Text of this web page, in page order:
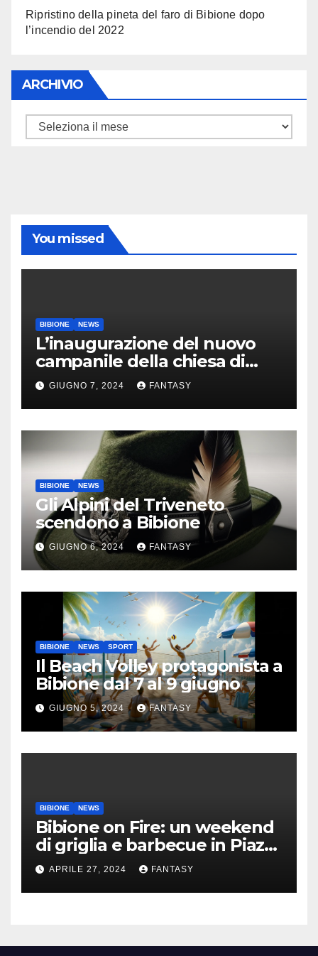
Ripristino della pineta del faro di Bibione dopo
l’incendio del 2022
ARCHIVIO
ARCHIVIO
You missed
BIBIONE NEWS
L’inaugurazione del nuovo
campanile della chiesa di
Santa Maria Assunta di
Bibione
GIUGNO 7, 2024 FANTASY
BIBIONE NEWS
Gli Alpini del Triveneto
scendono a Bibione
GIUGNO 6, 2024 FANTASY
BIBIONE NEWS SPORT
Il Beach Volley protagonista a
Bibione dal 7 al 9 giugno
GIUGNO 5, 2024 FANTASY
BIBIONE NEWS
Bibione on Fire: un weekend
di griglia e barbecue in Piazza
Treviso
APRILE 27, 2024 FANTASY